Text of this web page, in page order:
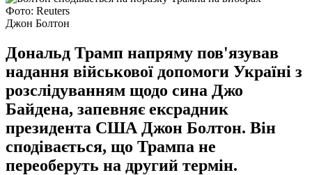
Фото: Reuters
Джон Болтон
Дональд Трамп напряму пов'язував
надання військової допомоги Україні з
розслідуванням щодо сина Джо
Байдена, запевняє ексрадник
президента США Джон Болтон. Він
сподівається, що Трампа не
переоберуть на другий термін.